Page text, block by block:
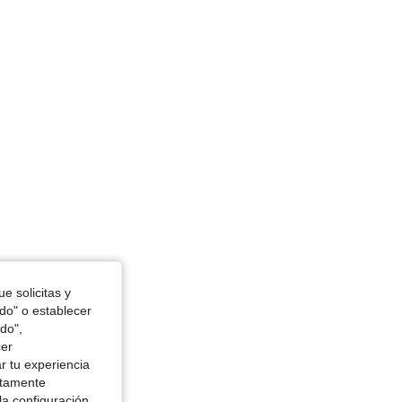
solicitas y
o establecer
tu experiencia